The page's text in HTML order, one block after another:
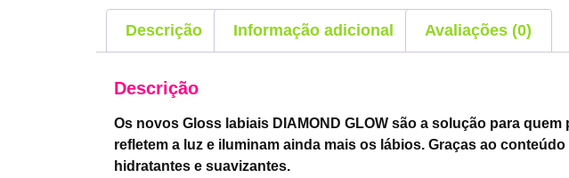
Descrição Informação adicional Avaliações (0)
Descrição
Os novos Gloss labiais DIAMOND GLOW são a solução para
refletem a luz e iluminam ainda mais os lábios. Graças ao
hidratantes e suavizantes.